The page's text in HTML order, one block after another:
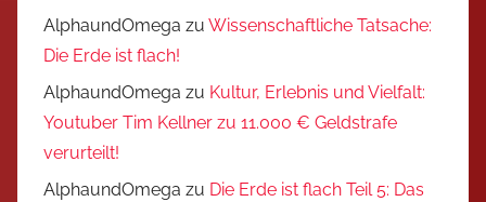
AlphaundOmega zu Wissenschaftliche Tatsache:
Die Erde ist flach!
AlphaundOmega zu Kultur, Erlebnis und Vielfalt:
Youtuber Tim Kellner zu 11.000 € Geldstrafe
verurteilt!
AlphaundOmega zu Die Erde ist flach Teil 5: Das